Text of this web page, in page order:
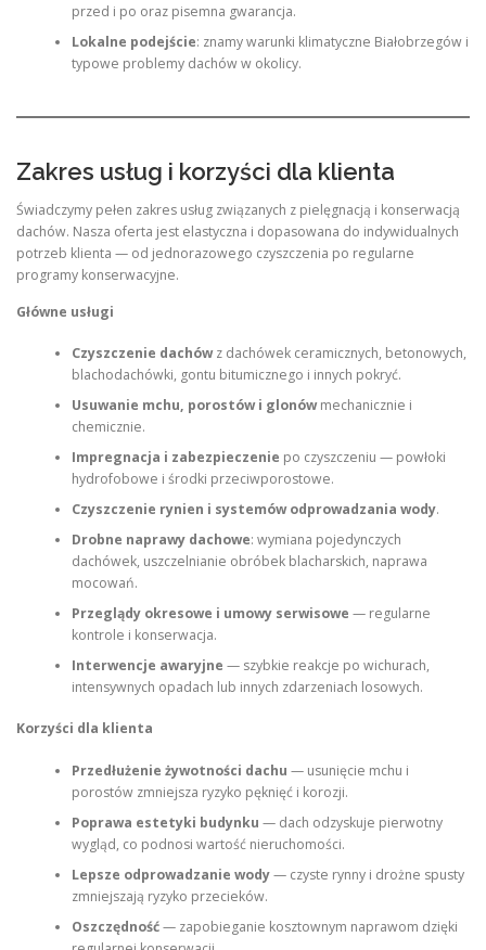
przed i po oraz pisemna gwarancja.
Lokalne podejście: znamy warunki klimatyczne Białobrzegów i
typowe problemy dachów w okolicy.
Zakres usług i korzyści dla klienta
Świadczymy pełen zakres usług związanych z pielęgnacją i konserwacją
dachów. Nasza oferta jest elastyczna i dopasowana do indywidualnych
potrzeb klienta — od jednorazowego czyszczenia po regularne
programy konserwacyjne.
Główne usługi
Czyszczenie dachówz dachówek ceramicznych, betonowych,
blachodachówki, gontu bitumicznego i innych pokryć.
Usuwanie mchu, porostów i glonówmechanicznie i
chemicznie.
Impregnacja i zabezpieczenie po czyszczeniu — powłoki
hydrofobowe i środki przeciwporostowe.
Czyszczenie rynien i systemów odprowadzania wody.
Drobne naprawy dachowe: wymiana pojedynczych
dachówek, uszczelnianie obróbek blacharskich, naprawa
mocowań.
Przeglądy okresowe i umowy serwisowe — regularne
kontrole i konserwacja.
Interwencje awaryjne — szybkie reakcje po wichurach,
intensywnych opadach lub innych zdarzeniach losowych.
Korzyści dla klienta
Przedłużenie żywotności dachu — usunięcie mchu i
porostów zmniejsza ryzyko pęknięć i korozji.
Poprawa estetyki budynku — dach odzyskuje pierwotny
wygląd, co podnosi wartość nieruchomości.
Lepsze odprowadzanie wody— czyste rynny i drożne spusty
zmniejszają ryzyko przecieków.
Oszczędność— zapobieganie kosztownym naprawom dzięki